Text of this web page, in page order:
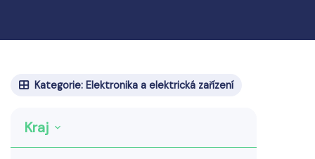
Kategorie: Elektronika a elektrická zařízení
Kraj